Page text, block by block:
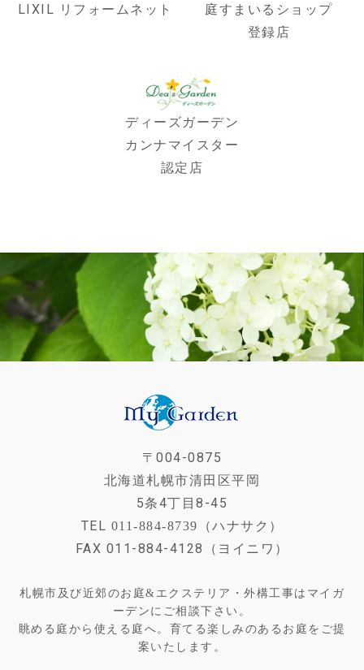
LIXIL リフォームネット
庭すまいるショップ
登録店
ディーズガーデン
カンナマイスター
認定店
〒004-0875
北海道札幌市清田区平岡
5条4丁目8-45
TEL 011-884-8739（ハナサク）
FAX 011-884-4128（ヨイニワ）
札幌市及び近郊のお庭&エクステリア・外構工事はマイガ
ーデンにご相談下さい。
眺める庭から使える庭へ。育てる楽しみのあるお庭をご提
案いたします。